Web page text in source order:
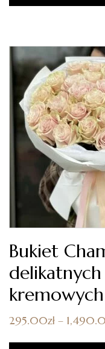
Bukiet
295.00zł –